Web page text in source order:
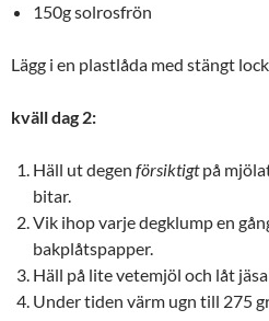
150g solrosfrön
Lägg i en plastlåda med stängt
kväll dag 2:
Häll ut degen försiktigtpå
bitar.
Vik ihop varje degklump en
bakplåtspapper.
Häll på lite vetemjöl och låt
Under tiden värm ugn till 275